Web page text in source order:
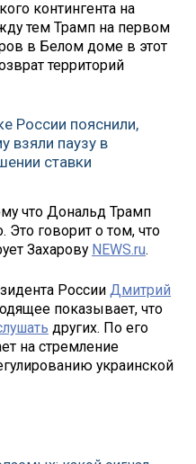
контингента на
тем Трамп на первом
в Белом доме в этот
территорий
России пояснили,
взяли паузу в
ставки
что Дональд Трамп
Это говорит о том, что
Захарову NEWS.ru.
России Дмитрий
показывает, что
других. По его
на стремление
украинской